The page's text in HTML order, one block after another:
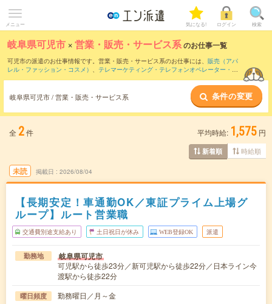
メニュー 気になる! ログイン 検索
岐阜県可児市 ×営業・販売・サービス系のお仕事一覧
可児市の派遣のお仕事情報です。営業・販売・サービス系のお仕事には、 販売（アパ
レル・ファッション・コスメ） 、 テレマーケティング・テレフォンオペレーター・コ
などのこだわり条件で絞り込んでいただけます。
岐阜県可児市 / 営業・販売・サービス系 条件の変更
全 2件 平均時給: 1,575 円
新着順 時給順
未読 掲載日 2026/08/04
【長期安定！車通勤OK／東証プライム上場グ
ループ】ルート営業職
交通費別途支給あり 土日祝日が休み WEB登録OK 派遣
勤務地 岐阜県可児市
可児駅から徒歩23分／新可児駅から徒歩22分／日本ライン今
渡駅から徒歩22分
曜日頻度 勤務曜日／月～金